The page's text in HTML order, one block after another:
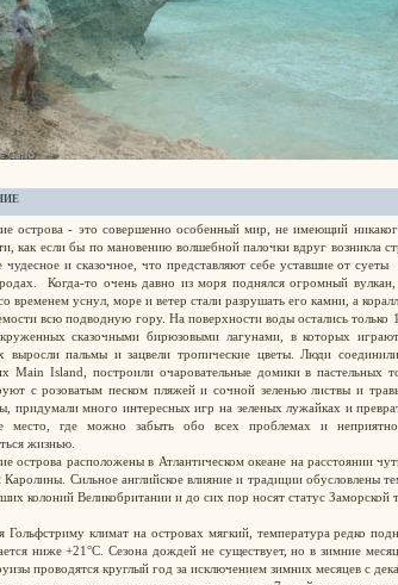
острова - это совершенно особенный мир, не имеющий
как если бы по мановению волшебной палочки вдруг возникла
чудесное и сказочное, что представляют себе уставшие от
Когда-то очень давно из моря поднялся огромный
временем уснул, море и ветер стали разрушать его камни, а
всю подводную гору. На поверхности воды остались только
сказочными бирюзовыми лагунами, в которых
выросли пальмы и зацвели тропические цветы. Люди
Main Island, построили очаровательные домики в пастельных
с розоватым песком пляжей и сочной зеленью листвы и
придумали много интересных игр на зеленых лужайках и
место, где можно забыть обо всех проблемах и
жизнью.
острова расположены в Атлантическом океане на расстоянии
Каролины. Сильное английское влияние и традиции обусловлены
колоний Великобритании и до сих пор носят статус Заморской
Гольфстриму климат на островах мягкий, температура редко
ниже +21°С. Сезона дождей не существует, но в зимние
проводятся круглый год за исключением зимних месяцев с